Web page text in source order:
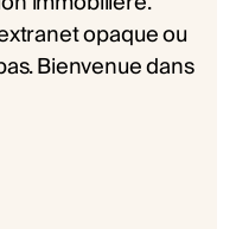
opaque ou
Bienvenue dans